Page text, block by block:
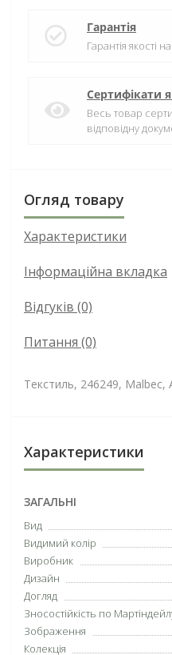
Гарантія
Гарантія якості
Сертифікати
Весь товар
відповідну
Огляд товару
Характеристики
Інформаційна вкладка
Відгуків (0)
Питання (0)
Текстиль, 246249, Malbec,
Характеристики
ЗАГАЛЬНІ
Вид
Видимий колір
Виробник
Дизайн
Догляд
Зносостійкість по
Зображення
Колекція